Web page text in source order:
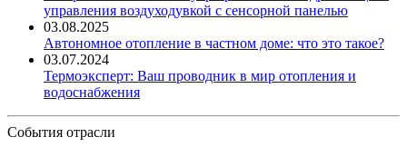
управления воздуходувкой с сенсорной панелью
03.08.2025
Автономное отопление в частном доме: что это такое?
03.07.2024
Термоэксперт: Ваш проводник в мир отопления и
водоснабжения
События отрасли